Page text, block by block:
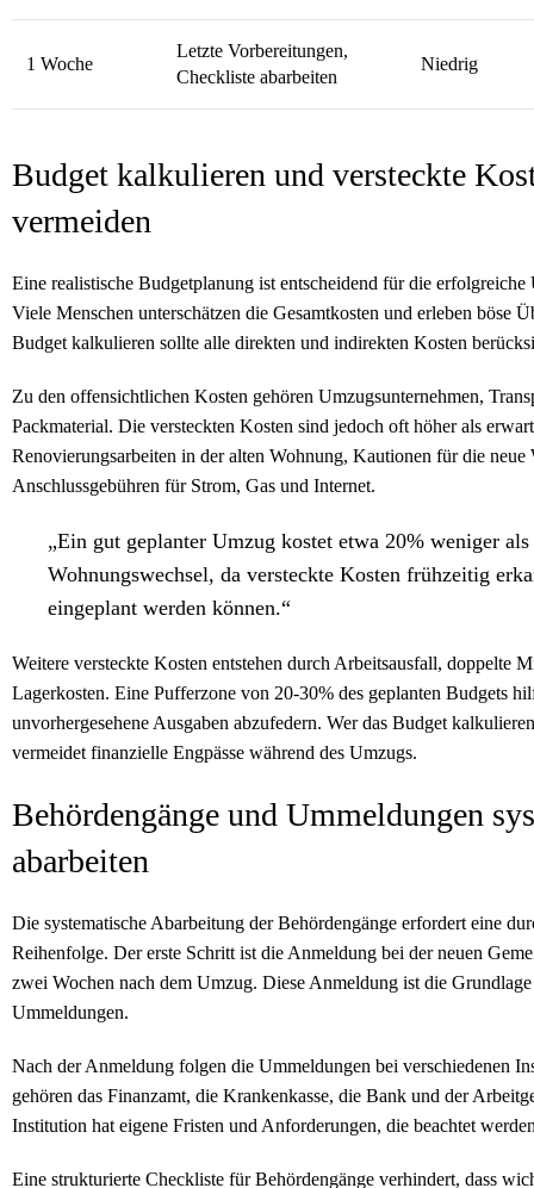
1 Woche
Letzte Vorbereitungen,
Checkliste abarbeiten
Niedrig
Budget kalkulieren und versteckte
vermeiden
Eine realistische Budgetplanung ist entscheidend für die erfolgreiche
Viele Menschen unterschätzen die Gesamtkosten und erleben böse
Budget kalkulieren sollte alle direkten und indirekten Kosten
Zu den offensichtlichen Kosten gehören Umzugsunternehmen,
Packmaterial. Die versteckten Kosten sind jedoch oft höher als
Renovierungsarbeiten in der alten Wohnung, Kautionen für die neue
Anschlussgebühren für Strom, Gas und Internet.
„Ein gut geplanter Umzug kostet etwa 20% weniger als
Wohnungswechsel, da versteckte Kosten frühzeitig
eingeplant werden können.“
Weitere versteckte Kosten entstehen durch Arbeitsausfall, doppelte
Lagerkosten. Eine Pufferzone von 20-30% des geplanten Budgets
unvorhergesehene Ausgaben abzufedern. Wer das Budget
vermeidet finanzielle Engpässe während des Umzugs.
Behördengänge und Ummeldungen
abarbeiten
Die systematische Abarbeitung der Behördengänge erfordert eine
Reihenfolge. Der erste Schritt ist die Anmeldung bei der neuen
zwei Wochen nach dem Umzug. Diese Anmeldung ist die
Ummeldungen.
Nach der Anmeldung folgen die Ummeldungen bei verschiedenen
gehören das Finanzamt, die Krankenkasse, die Bank und der
Institution hat eigene Fristen und Anforderungen, die beachtet
Eine strukturierte Checkliste für Behördengänge verhindert, dass